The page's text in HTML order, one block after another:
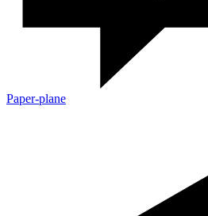
Paper-plane